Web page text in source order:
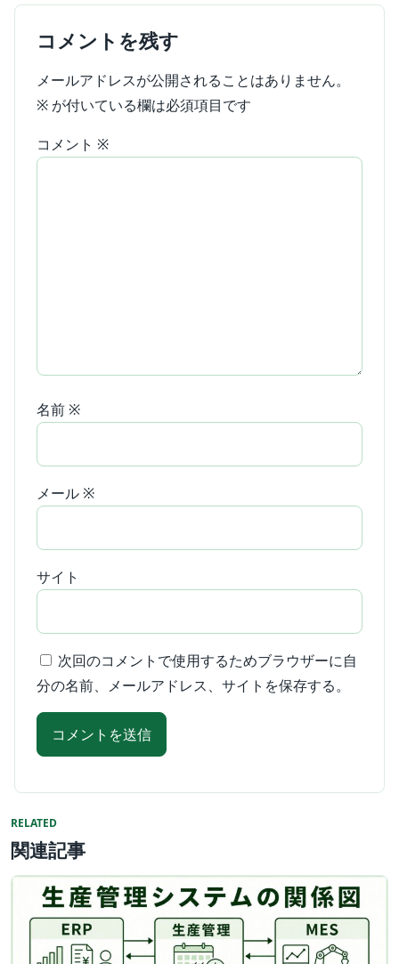
コメントを残す
メールアドレスが公開されることはありません。
※ が付いている欄は必須項目です
コメント ※
名前 ※
メール ※
サイト
次回のコメントで使用するためブラウザーに自
分の名前、メールアドレス、サイトを保存する。
RELATED
関連記事